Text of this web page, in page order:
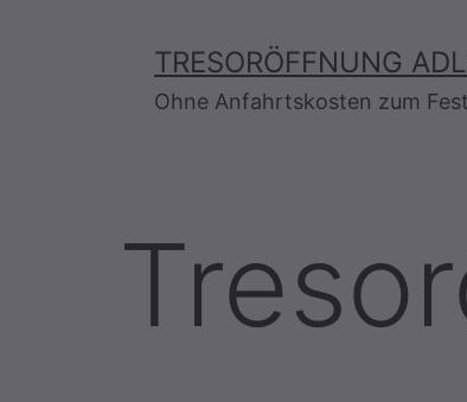
TRESORÖFFNUNG
Ohne Anfahrtskosten zum